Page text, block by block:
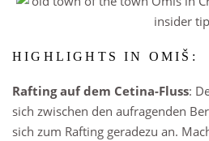
HIGHLIGHTS IN OMIŠ:
Rafting auf dem Cetina-Fluss:
sich zwischen den aufragenden
sich zum Rafting geradezu an.